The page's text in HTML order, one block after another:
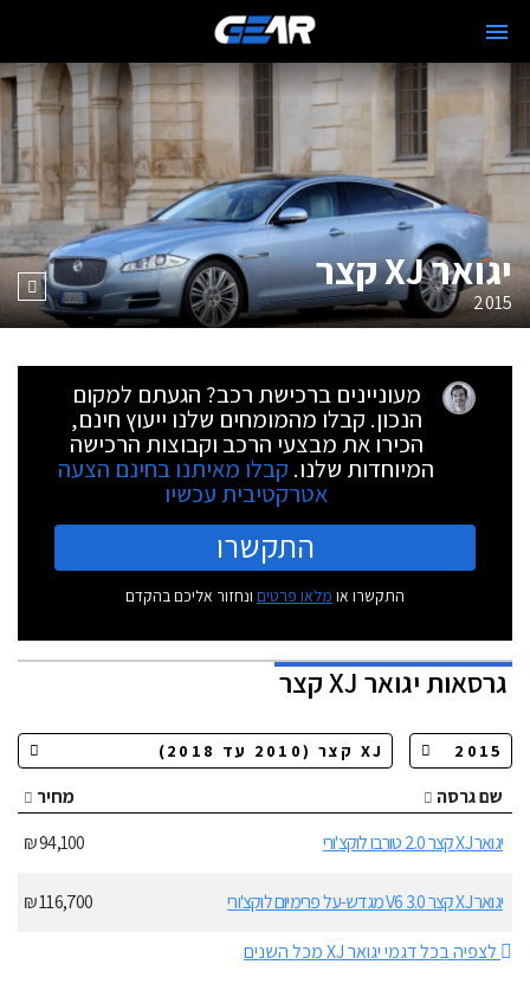
יגואר XJ קצר
2015
מעוניינים ברכישת רכב? הגעתם למקום
הנכון. קבלו מהמומחים שלנו ייעוץ חינם,
הכירו את מבצעי הרכב וקבוצות הרכישה
המיוחדות שלנו. קבלו מאיתנו בחינם הצעה
אטרקטיבית עכשיו
התקשרו
התקשרו או מלאו פרטים ונחזור אליכם בהקדם
גרסאותיגואר XJ קצר
שם גרסה
מחיר
יגואר XJ קצר 2.0 טורבו לוקצ'ורי
94,100 ₪
יגואר XJ קצר 3.0 V6 מגדש-על פרימיום לוקצ'ורי
116,700 ₪
לצפיה בכל דגמי יגואר XJ מכל השנים